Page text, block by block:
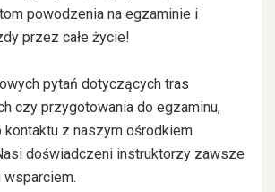
powodzenia na egzaminie i
przez całe życie!
pytań dotyczących tras
czy przygotowania do egzaminu,
kontaktu z naszym ośrodkiem
doświadczeni instruktorzy zawsze
wsparciem.